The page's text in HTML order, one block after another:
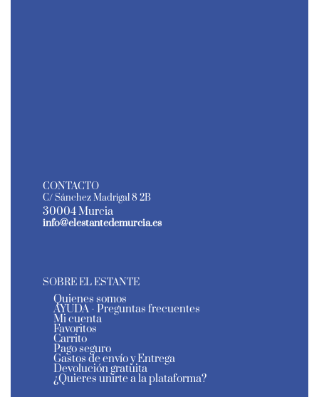
CONTACTO
C/ Sánchez Madrigal 8 2B
30004 Murcia
info@elestantedemurcia.es
SOBRE EL ESTANTE
Quienes somos
AYUDA - Preguntas frecuentes
Mi cuenta
Favoritos
Carrito
Pago seguro
Gastos de envío y Entrega
Devolución gratuita
¿Quieres unirte a la plataforma?